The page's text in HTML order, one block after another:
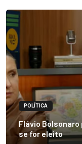
POLÍTICA
Flávio
se for eleito